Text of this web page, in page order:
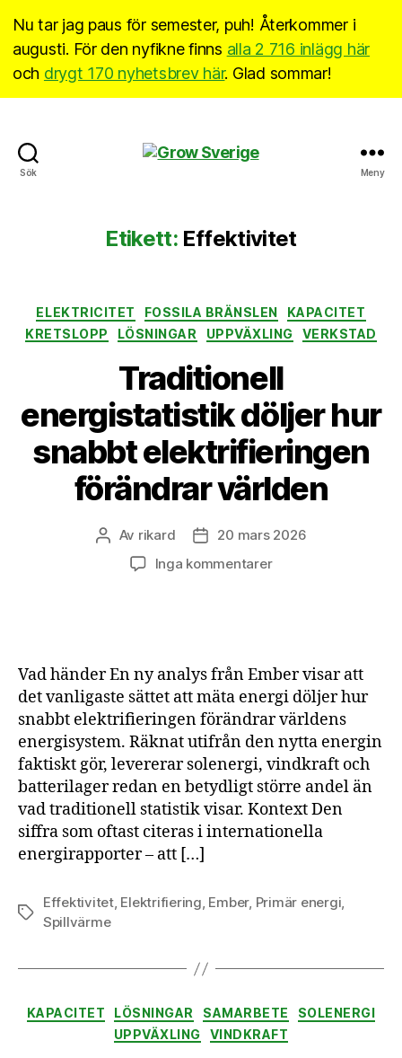
Nu tar jag paus för semester, puh! Återkommer i
augusti. För den nyfikne finns alla 2 716 inlägg här
och drygt 170 nyhetsbrev här. Glad sommar!
Sök Meny
Etikett: Effektivitet
Kategorier
ELEKTRICITET FOSSILA BRÄNSLEN
KAPACITET
KRETSLOPP
LÖSNINGAR UPPVÄXLING VERKSTAD
Traditionell
energistatistik döljer hur
snabbt elektrifieringen
förändrar världen
Inläggsförfattare
Av rikard Inläggsdatum
20 mars 2026
Inga kommentarertill
elektrifieringen
förändrar
världen
Vad händer En ny analys från Ember visar att
det vanligaste sättet att mäta energi döljer hur
snabbt elektrifieringen förändrar världens
energisystem. Räknat utifrån den nytta energin
faktiskt gör, levererar solenergi, vindkraft och
batterilager redan en betydligt större andel än
vad traditionell statistik visar. Kontext Den
siffra som oftast citeras i internationella
energirapporter – att […]
Etiketter
Effektivitet, Elektrifiering, Ember, Primär energi,
Spillvärme
Kategorier
KAPACITET LÖSNINGAR SAMARBETE
SOLENERGI
UPPVÄXLING
VINDKRAFT